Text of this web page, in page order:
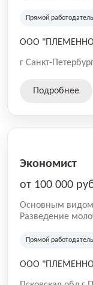
Прямой работодатель
ООО
г Санкт-
Подробнее
Экономист
от 100 000
Основным видом
Разведение
Прямой работодатель
ООО